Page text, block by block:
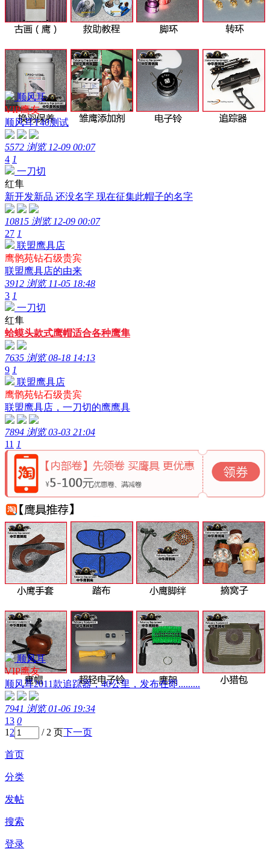
顺风耳
VIP鹰友
顺风耳T40测试
5572 浏览 12-09 00:07
4 1
一刀切
红隼
新开发新品 还没名字 现在征集此帽子的名字
10815 浏览 12-09 00:07
27 1
联盟鹰具店
鹰鹘苑钻石级贵宾
联盟鹰具店的由来
3912 浏览 11-05 18:48
3 1
一刀切
红隼
蛤蟆头款式鹰帽适合各种鹰隼
7635 浏览 08-18 14:13
9 1
联盟鹰具店
鹰鹘苑钻石级贵宾
联盟鹰具店，一刀切的鹰鹰具
7894 浏览 03-03 21:04
11 1
顺风耳
VIP鹰友
顺风耳2011款追踪器，40公里，发布在即.........
7941 浏览 01-06 19:34
13 0
1 2 / 2 页下一页
首页
分类
发帖
搜索
登录